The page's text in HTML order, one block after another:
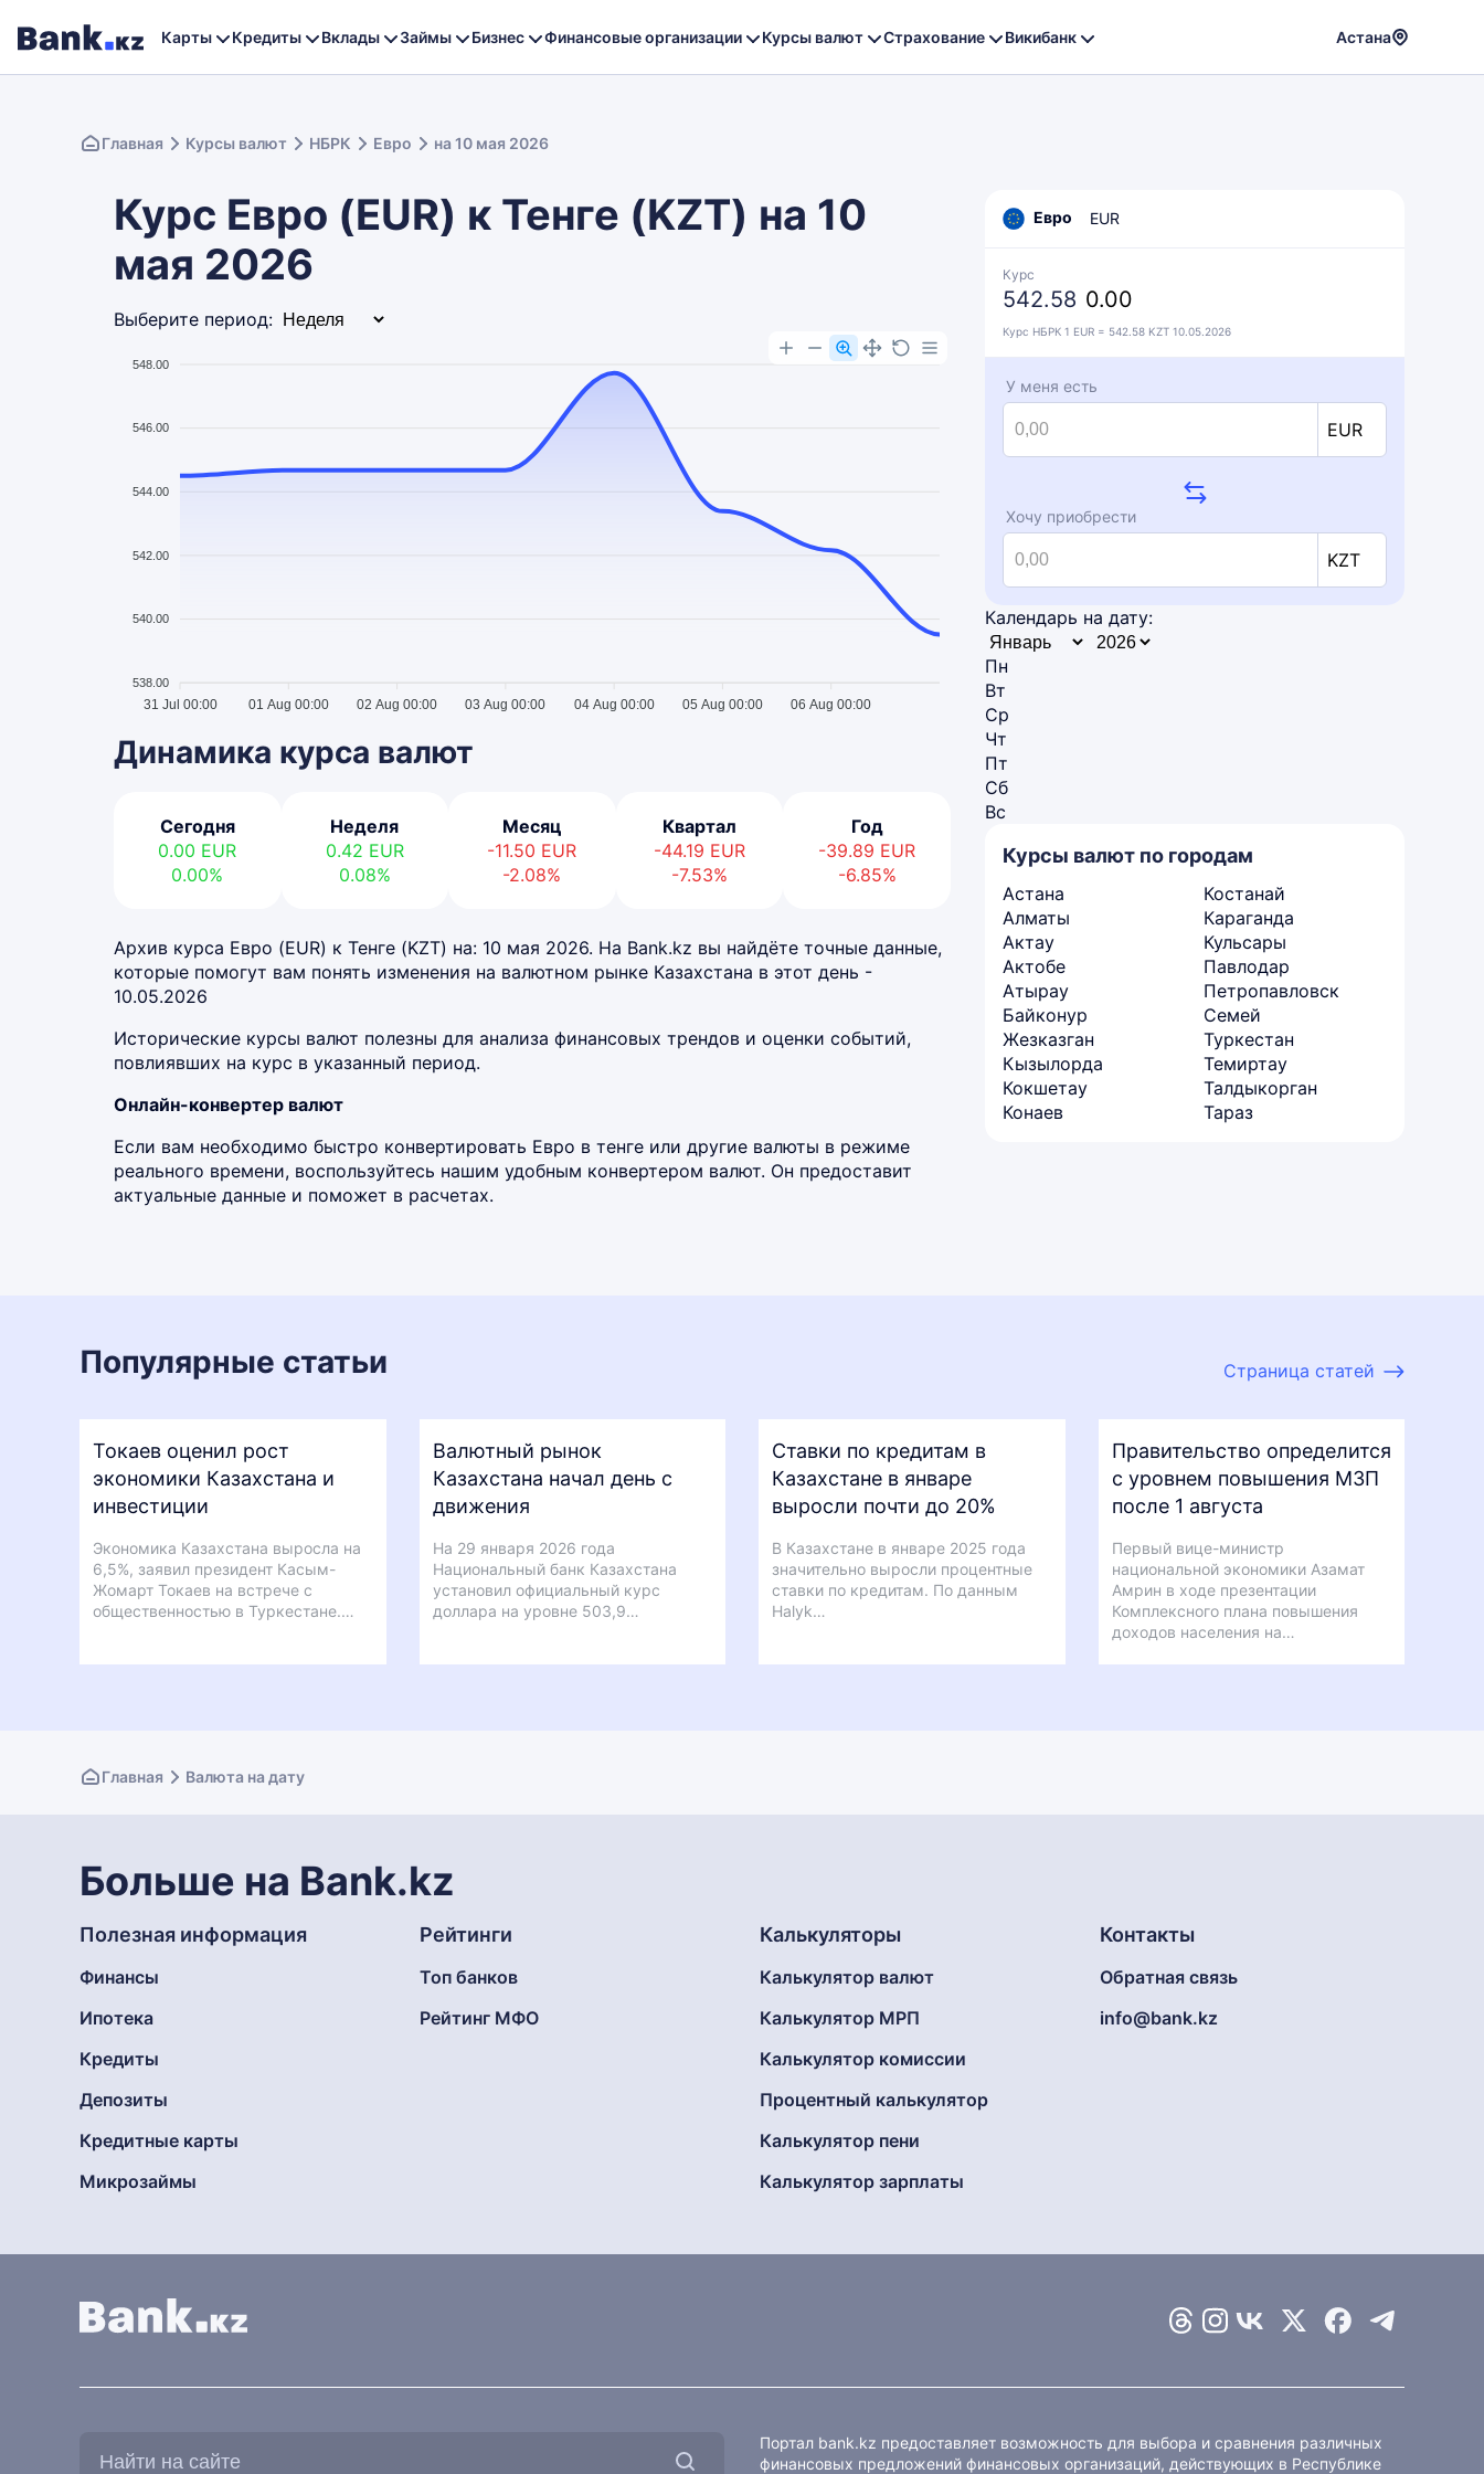
Карты Кредиты Вклады Займы Бизнес Финансовые организации Курсы валют Страхование Викибанк Астана
Главная Курсы валют НБРК Евро на 10 мая 2026
Курс Евро (EUR) к Тенге (KZT) на 10
мая 2026
Выберите период:
548.00
546.00
544.00
542.00
540.00
538.00
31 Jul 00:00 01 Aug 00:00 02 Aug 00:00 03 Aug 00:00 04 Aug 00:00 05 Aug 00:00 06 Aug 00:00
Динамика курса валют
Сегодня
0.00 EUR
0.00%
Неделя
0.42 EUR
0.08%
Месяц
-11.50 EUR
-2.08%
Квартал
-44.19 EUR
-7.53%
Год
-39.89 EUR
-6.85%
Архив курса Евро (EUR) к Тенге (KZT) на: 10 мая 2026. На Bank.kz вы найдёте точные данные,
которые помогут вам понять изменения на валютном рынке Казахстана в этот день -
10.05.2026
Исторические курсы валют полезны для анализа финансовых трендов и оценки событий,
повлиявших на курс в указанный период.
Онлайн-конвертер валют
Если вам необходимо быстро конвертировать Евро в тенге или другие валюты в режиме
реального времени, воспользуйтесь нашим удобным конвертером валют. Он предоставит
актуальные данные и поможет в расчетах.
Евро EUR
Курс
542.58 0.00
Курс НБРК 1 EUR = 542.58 KZT 10.05.2026
У меня есть
EUR
Хочу приобрести
KZT
Календарь на дату:
Пн
Вт
Ср
Чт
Пт
Сб
Вс
Курсы валют по городам
Астана
Алматы
Актау
Актобе
Атырау
Байконур
Жезказган
Кызылорда
Кокшетау
Конаев
Костанай
Караганда
Кульсары
Павлодар
Петропавловск
Семей
Туркестан
Темиртау
Талдыкорган
Тараз
Популярные статьи Страница статей
Токаев оценил рост
экономики Казахстана и
инвестиции
Экономика Казахстана выросла на
6,5%, заявил президент Касым-
Жомарт Токаев на встрече с
общественностью в Туркестане.…
Валютный рынок
Казахстана начал день с
движения
На 29 января 2026 года
Национальный банк Казахстана
установил официальный курс
доллара на уровне 503,9…
Ставки по кредитам в
Казахстане в январе
выросли почти до 20%
В Казахстане в январе 2025 года
значительно выросли процентные
ставки по кредитам. По данным
Halyk…
Правительство определится
с уровнем повышения МЗП
после 1 августа
Первый вице-министр
национальной экономики Азамат
Амрин в ходе презентации
Комплексного плана повышения
доходов населения на…
Главная Валюта на дату
Больше на Bank.kz
Полезная информация
Финансы
Ипотека
Кредиты
Депозиты
Кредитные карты
Микрозаймы
Рейтинги
Топ банков
Рейтинг МФО
Калькуляторы
Калькулятор валют
Калькулятор МРП
Калькулятор комиссии
Процентный калькулятор
Калькулятор пени
Калькулятор зарплаты
Контакты
Обратная связь
info@bank.kz
Портал bank.kz предоставляет возможность для выбора и сравнения различных
финансовых предложений финансовых организаций, действующих в Республике